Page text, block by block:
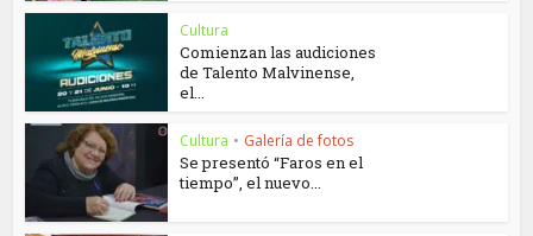
Cultura
Comienzan las audiciones
de Talento Malvinense,
el...
Cultura • Galería de fotos
Se presentó “Faros en el
tiempo”, el nuevo...